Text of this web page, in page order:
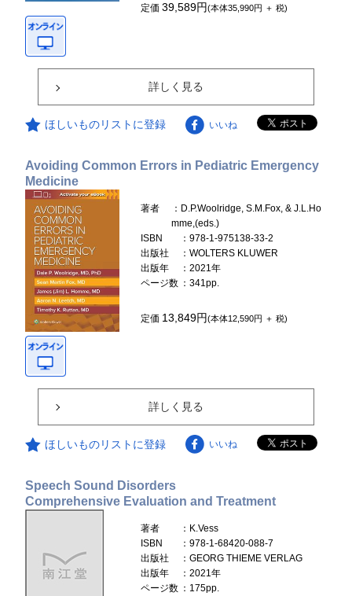
定価39,589円(本体35,990円 ＋ 税)
詳しく見る
ほしいものリストに登録 いいね
Avoiding Common Errors in Pediatric Emergency
Medicine
著者
：D.P.Woolridge, S.M.Fox, & J.L.Ho
mme,(eds.)
ISBN
：978-1-975138-33-2
出版社
：WOLTERS KLUWER
出版年
：2021年
ページ数 ：341pp.
定価 13,849円(本体12,590円 ＋ 税)
詳しく見る
ほしいものリストに登録 いいね
Speech Sound Disorders
Comprehensive Evaluation and Treatment
著者
：K.Vess
ISBN
：978-1-68420-088-7
出版社
：GEORG THIEME VERLAG
出版年
：2021年
ページ数 ：175pp.